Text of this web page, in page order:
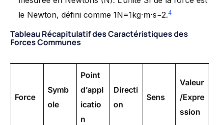
le Newton, défini comme 1N=1kg⋅m⋅s−2.4
Tableau Récapitulatif des Caractéristiques des
Forces Communes
Force
Symb
ole
Point
d’appl
icatio
n
Directi
on
Sens
Valeur
/Expre
ssion